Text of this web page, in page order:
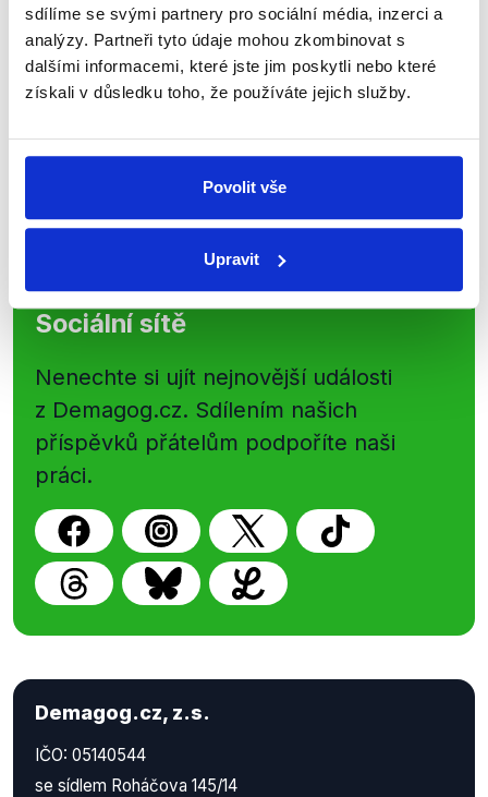
sdílíme se svými partnery pro sociální média, inzerci a
analýzy. Partneři tyto údaje mohou zkombinovat s
dalšími informacemi, které jste jim poskytli nebo které
získali v důsledku toho, že používáte jejich služby.
Povolit vše
Upravit
kanálu, kde pravidelně přinášíme
shrnutí nejzajímavějších článků a analýz.
Začněte nás odebírat, a mějte tak
nepravdy se zrovna v Česku šíří.
Sociální sítě
Nenechte si ujít nejnovější události
z Demagog.cz. Sdílením našich
příspěvků přátelům podpoříte naši
práci.
Demagog.cz, z.s.
IČO: 05140544
se sídlem Roháčova 145/14